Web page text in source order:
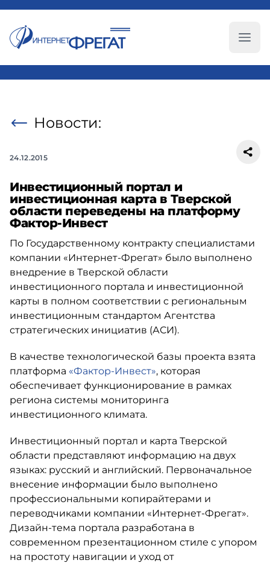
Новости:
24.12.2015
Инвестиционный портал и
инвестиционная карта в Тверской
области переведены на платформу
Фактор-Инвест
По Государственному контракту специалистами
компании «Интернет-Фрегат» было выполнено
внедрение в Тверской области
инвестиционного портала и инвестиционной
карты в полном соответствии с региональным
инвестиционным стандартом Агентства
стратегических инициатив (АСИ).
В качестве технологической базы проекта взята
платформа «Фактор-Инвест», которая
обеспечивает функционирование в рамках
региона системы мониторинга
инвестиционного климата.
Инвестиционный портал и карта Тверской
области представляют информацию на двух
языках: русский и английский. Первоначальное
внесение информации было выполнено
профессиональными копирайтерами и
переводчиками компании «Интернет-Фрегат».
Дизайн-тема портала разработана в
современном презентационном стиле с упором
на простоту навигации и уход от